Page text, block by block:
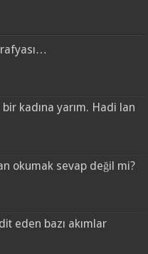
bir kadına yarım. Hadi lan
okumak sevap değil mi?
eden bazı akımlar